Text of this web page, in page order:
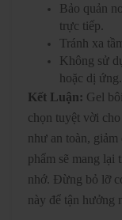
Bảo quản
trực tiếp.
Tránh xa
Không sử
hoặc dị ứng.
Kết Luận: Gel
chọn tuyệt vời
như an toàn, giảm
phẩm sẽ mang lại
nhớ. Đừng bỏ lỡ
này để tận hưởng